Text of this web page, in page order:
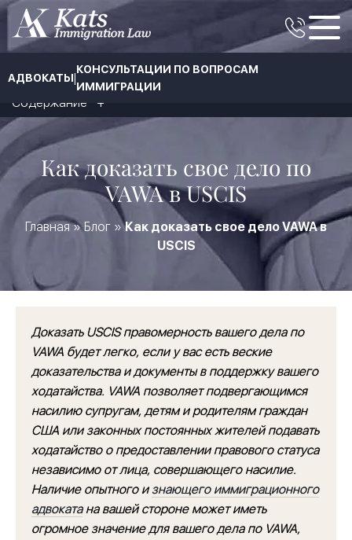
АДВОКАТЫ|
КОНСУЛЬТАЦИИ ПО ВОПРОСАМ
ИММИГРАЦИИ
Как доказать свое дело по
VAWA в USCIS
Главная»Блог »Как доказать свое дело VAWA в
USCIS
Содержание
Доказать USCIS правомерность вашего дела по
VAWA будет легко, если у вас есть веские
доказательства и документы в поддержку вашего
ходатайства. VAWA позволяет подвергающимся
насилию супругам, детям и родителям граждан
США или законных постоянных жителей подавать
ходатайство о предоставлении правового статуса
независимо от лица, совершающего насилие.
Наличие опытного и знающего иммиграционного
адвокатана вашей стороне может иметь
огромное значение для вашего дела по VAWA,